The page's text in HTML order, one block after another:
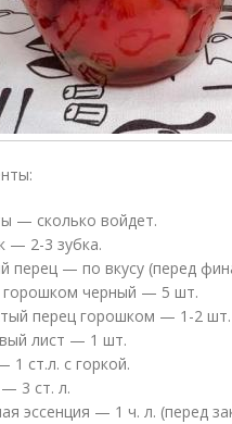
— сколько войдет.
— 2-3 зубка.
перец — по вкусу (перед
горошком черный — 5 шт.
перец горошком — 1-2 шт.
лист — 1 шт.
1 ст.л. с горкой.
3 ст. л.
эссенция — 1 ч. л. (перед